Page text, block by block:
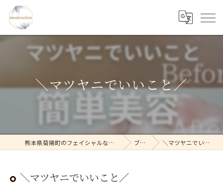
＼マツヤニでいいこと／
熊本県菊陽町のフェイシャルならmoderation ブログ ＼マツヤニでいいこと／
＼マツヤニでいいこと／